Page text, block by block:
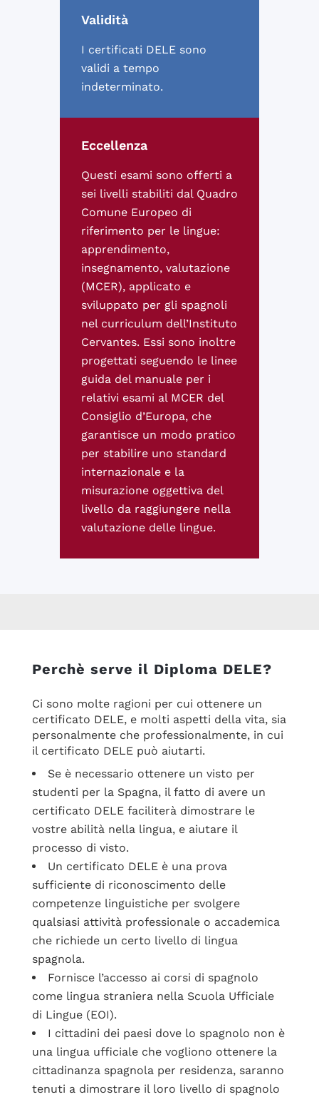
Validità
I certificati DELE sono
validi a tempo
indeterminato.
Eccellenza
Questi esami sono offerti a
sei livelli stabiliti dal Quadro
Comune Europeo di
riferimento per le lingue:
apprendimento,
insegnamento, valutazione
(MCER), applicato e
sviluppato per gli spagnoli
nel curriculum dell’Instituto
Cervantes. Essi sono inoltre
progettati seguendo le linee
guida del manuale per i
relativi esami al MCER del
Consiglio d’Europa, che
garantisce un modo pratico
per stabilire uno standard
internazionale e la
misurazione oggettiva del
livello da raggiungere nella
valutazione delle lingue.
Perchè serve il Diploma DELE?
Ci sono molte ragioni per cui ottenere un
certificato DELE, e molti aspetti della vita, sia
personalmente che professionalmente, in cui
il certificato DELE può aiutarti.
Se è necessario ottenere un visto per
studenti per la Spagna, il fatto di avere un
certificato DELE faciliterà dimostrare le
vostre abilità nella lingua, e aiutare il
processo di visto.
Un certificato DELE è una prova
sufficiente di riconoscimento delle
competenze linguistiche per svolgere
qualsiasi attività professionale o accademica
che richiede un certo livello di lingua
spagnola.
Fornisce l’accesso ai corsi di spagnolo
come lingua straniera nella Scuola Ufficiale
di Lingue (EOI).
I cittadini dei paesi dove lo spagnolo non è
una lingua ufficiale che vogliono ottenere la
cittadinanza spagnola per residenza, saranno
tenuti a dimostrare il loro livello di spagnolo